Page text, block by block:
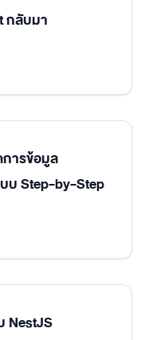
กลับมา
การข้อมูล
บ Step-by-Step
NestJS